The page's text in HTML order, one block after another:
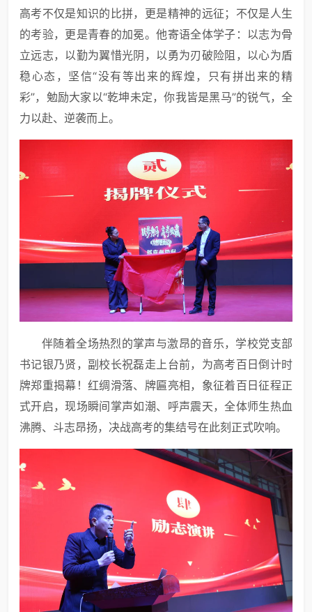
高考不仅是知识的比拼，更是精神的远征；不仅是人生
的考验，更是青春的加冕。他寄语全体学子：以志为骨
立远志，以勤为翼惜光阴，以勇为刃破险阻，以心为盾
稳心态，坚信“没有等出来的辉煌，只有拼出来的精
彩”，勉励大家以“乾坤未定，你我皆是黑马”的锐气，全
力以赴、逆袭而上。
伴随着全场热烈的掌声与激昂的音乐，学校党支部
书记银乃贤，副校长祝磊走上台前，为高考百日倒计时
牌郑重揭幕！红绸滑落、牌匾亮相，象征着百日征程正
式开启，现场瞬间掌声如潮、呼声震天，全体师生热血
沸腾、斗志昂扬，决战高考的集结号在此刻正式吹响。